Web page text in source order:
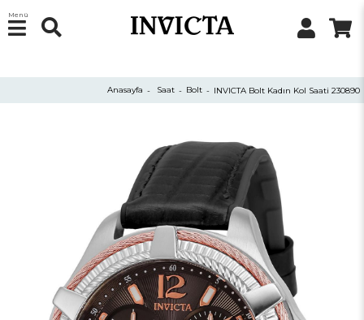
Menü
Anasayfa Saat Bolt INVICTA Bolt Kadın Kol Saati 230890